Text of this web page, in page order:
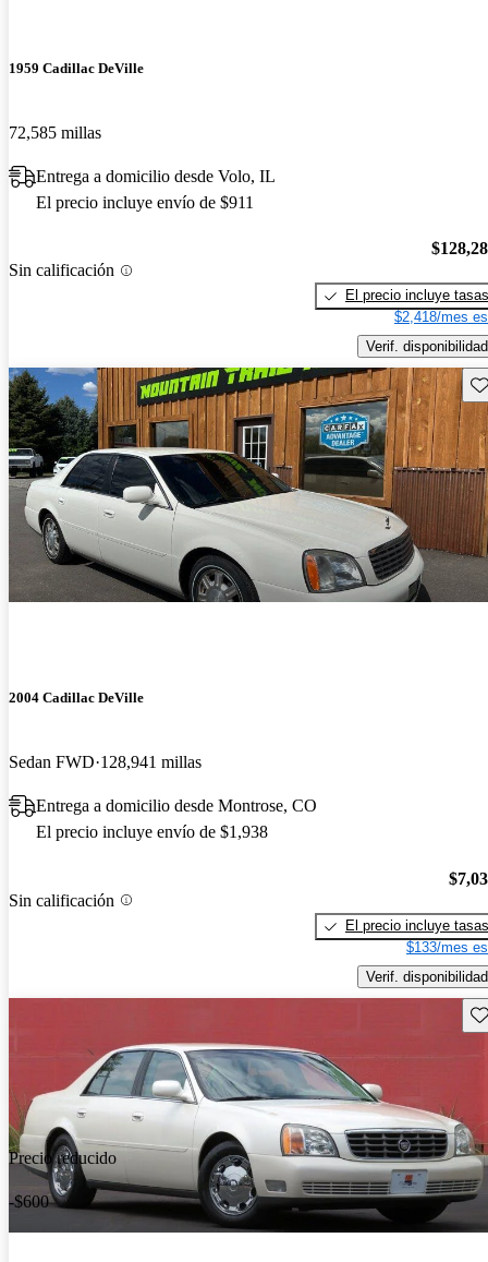
1959 Cadillac DeVille
72,585 millas
Entrega a domicilio desde Volo, IL
El precio incluye envío de $911
Sin calificación
El precio incluye tasas
$2,418/mes
Verif. disponibilidad
2004 Cadillac DeVille
Sedan FWD 128,941 millas
Entrega a domicilio desde Montrose, CO
El precio incluye envío de $1,938
Sin calificación
El precio incluye tasas
$133/mes
Verif. disponibilidad
Precio reducido
-$600